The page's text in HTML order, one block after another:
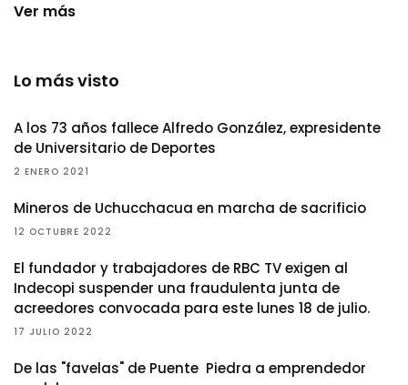
Ver más
Lo más visto
A los 73 años fallece Alfredo González, expresidente
de Universitario de Deportes
2 ENERO 2021
Mineros de Uchucchacua en marcha de sacrificio
12 OCTUBRE 2022
El fundador y trabajadores de RBC TV exigen al
Indecopi suspender una fraudulenta junta de
acreedores convocada para este lunes 18 de julio.
17 JULIO 2022
De las "favelas" de Puente Piedra a emprendedor